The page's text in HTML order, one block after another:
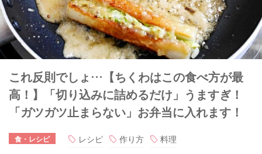
これ反則でしょ…【ちくわはこの食べ方が最
高！】「切り込みに詰めるだけ」うますぎ！
「ガツガツ止まらない」お弁当に入れます！
食・レシピ レシピ 作り方
料理